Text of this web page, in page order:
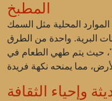
المطبخ
المحلية مثل السمك
البرية. واحدة من الطرق
حيث يتم طهي الطعام في
وإحياء الثقافة